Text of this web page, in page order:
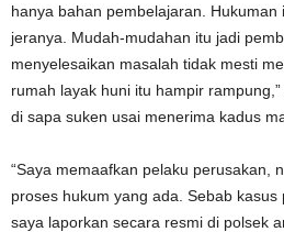
hanya bahan pembelajaran.
jeranya. Mudah-mudahan itu jadi
menyelesaikan masalah tidak mesti
rumah layak huni itu hampir
di sapa suken usai menerima kadus
“Saya memaafkan pelaku perusakan,
proses hukum yang ada. Sebab
saya laporkan secara resmi di polsek